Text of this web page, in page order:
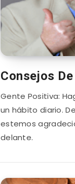
Consejos
Gente Positiva:
un hábito diario.
estemos
delante.